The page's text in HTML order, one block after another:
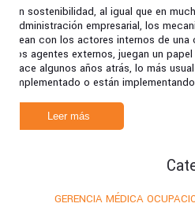
En sostenibilidad, al igual que en
administración empresarial, los
sean con los actores internos de
los agentes externos, juegan un
hace algunos años atrás, lo más
implementado o están implementando
Leer más
GERENCIA MÉDICA